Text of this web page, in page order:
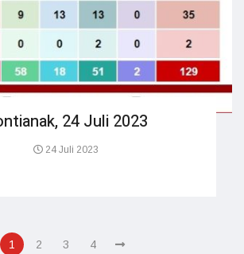
24 Juli 2023
24 Juli 2023
1 2 3 4